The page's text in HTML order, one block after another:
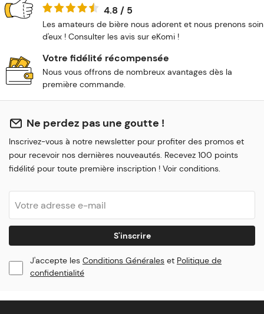
4.8 / 5
Les amateurs de bière nous adorent et nous prenons soin
d'eux ! Consulter les avis sur eKomi !
Votre fidélité récompensée
Nous vous offrons de nombreux avantages dès la
première commande.
Ne perdez pas une goutte !
Inscrivez-vous à notre newsletter pour profiter des promos et
pour recevoir nos dernières nouveautés. Recevez 100 points
fidélité pour toute première inscription ! Voir conditions.
S'inscrire
J'accepte les Conditions Générales et Politique de
confidentialité